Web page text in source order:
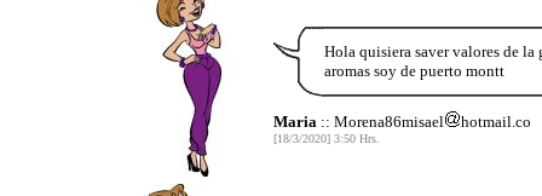
Hola quisiera saver valores de
aromas soy de puerto montt
Maria :: Morena86misael hotmail.co
[18/3/2020] 3:50 Hrs.